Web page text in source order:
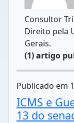
Consultor
Direito pela
Gerais.
(1) artigo
Publicado em
ICMS e
13 do